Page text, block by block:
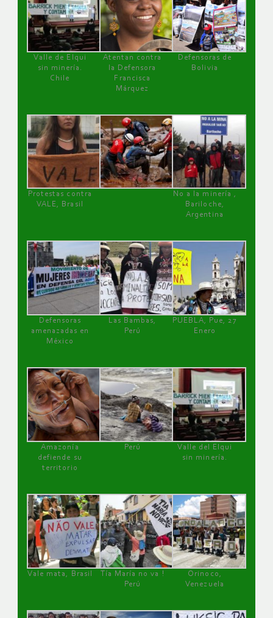
Valle de Elqui
sin minería.
Chile
Atentan contra
la Defensora
Francisca
Márquez
Defensoras de
Bolivia
Protestas contra
VALE, Brasil
No a la minería ,
Bariloche,
Argentina
Defensoras
amenazadas en
México
Las Bambas,
Perú
PUEBLA, Pue, 27
Enero
Amazonía
defiende su
territorio
Perú
Valle del Elqui
sin minería.
Vale mata, Brasil
Tía María no va !
Perú
Orinoco,
Venezuela